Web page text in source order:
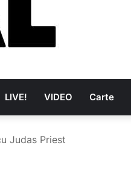
LIVE! VIDEO Carte
Judas Priest